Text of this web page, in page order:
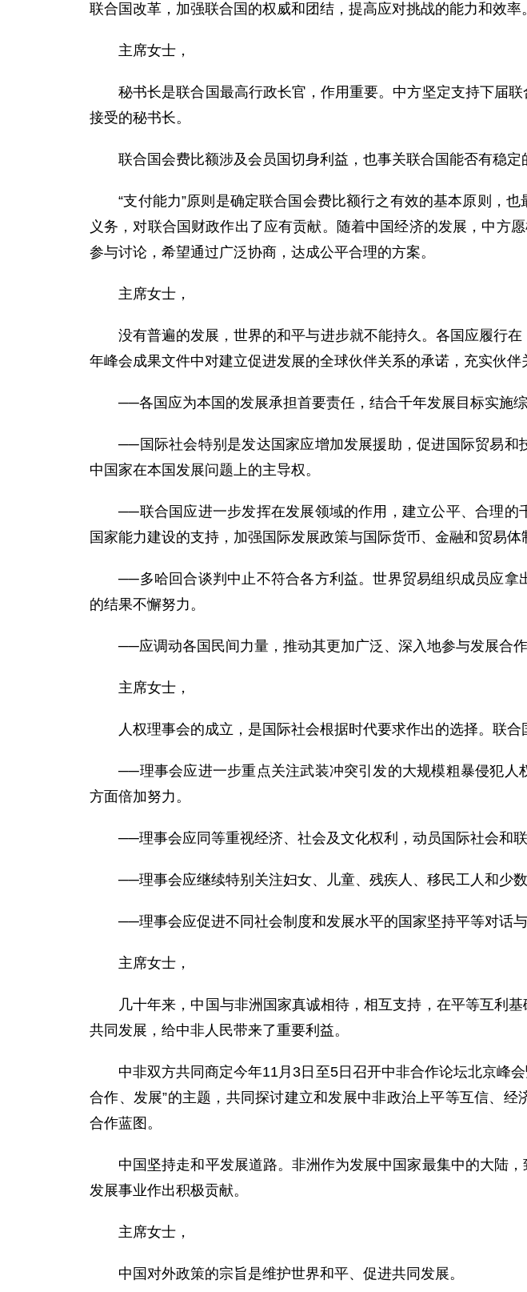
联合国改革，加强联合国的权威和团结，提高应对挑战的能力和效率。
主席女士，
秘书长是联合国最高行政长官，作用重要。中方坚定支持下届联
接受的秘书长。
联合国会费比额涉及会员国切身利益，也事关联合国能否有稳定
“支付能力”原则是确定联合国会费比额行之有效的基本原则，也
义务，对联合国财政作出了应有贡献。随着中国经济的发展，中方
参与讨论，希望通过广泛协商，达成公平合理的方案。
主席女士，
没有普遍的发展，世界的和平与进步就不能持久。各国应履行在
年峰会成果文件中对建立促进发展的全球伙伴关系的承诺，充实伙伴
──各国应为本国的发展承担首要责任，结合千年发展目标实施综
──国际社会特别是发达国家应增加发展援助，促进国际贸易和
中国家在本国发展问题上的主导权。
──联合国应进一步发挥在发展领域的作用，建立公平、合理的
国家能力建设的支持，加强国际发展政策与国际货币、金融和贸易
──多哈回合谈判中止不符合各方利益。世界贸易组织成员应拿
的结果不懈努力。
──应调动各国民间力量，推动其更加广泛、深入地参与发展合作
主席女士，
人权理事会的成立，是国际社会根据时代要求作出的选择。联合
──理事会应进一步重点关注武装冲突引发的大规模粗暴侵犯人
方面倍加努力。
──理事会应同等重视经济、社会及文化权利，动员国际社会和联
──理事会应继续特别关注妇女、儿童、残疾人、移民工人和少数
──理事会应促进不同社会制度和发展水平的国家坚持平等对话与
主席女士，
几十年来，中国与非洲国家真诚相待，相互支持，在平等互利基
共同发展，给中非人民带来了重要利益。
中非双方共同商定今年11月3日至5日召开中非合作论坛北京峰会
合作、发展”的主题，共同探讨建立和发展中非政治上平等互信、
合作蓝图。
中国坚持走和平发展道路。非洲作为发展中国家最集中的大陆，
发展事业作出积极贡献。
主席女士，
中国对外政策的宗旨是维护世界和平、促进共同发展。